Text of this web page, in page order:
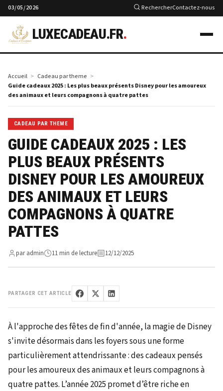
03/05/2026 RechercherContactez-nous
LUXECADEAU.FR.
Accueil
Cadeau par theme
Guide cadeaux 2025 : Les plus beaux présents Disney pour les amoureux
des animaux et leurs compagnons à quatre pattes
CADEAU PAR THEME
GUIDE CADEAUX 2025 : LES
PLUS BEAUX PRÉSENTS
DISNEY POUR LES AMOUREUX
DES ANIMAUX ET LEURS
COMPAGNONS À QUATRE
PATTES
par admin 11 min de lecture 12/12/2025
PARTAGER CET ARTICLE
À l'approche des fêtes de fin d'année, la magie de Disney
s'invite désormais dans les foyers sous une forme
particulièrement attendrissante : des cadeaux pensés
pour les amoureux des animaux et leurs compagnons à
quatre pattes. L’année 2025 promet d’être riche en